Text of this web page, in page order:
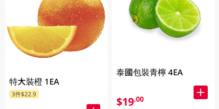
特大裝橙 1EA
3件$22.9
泰國包裝青檸 4EA
$19.00